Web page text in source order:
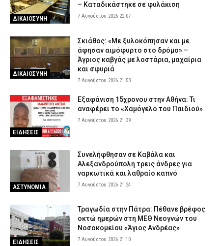
ΔΙΚΑΙΟΣΥΝΗ
– Καταδικάστηκε σε φυλάκιση
7 Αυγούστου 2026 22:07
ΔΙΚΑΙΟΣΥΝΗ
Σκιάθος: «Με ξυλοκόπησαν και με
άφησαν αιμόφυρτο στο δρόμο» –
Άγριος καβγάς με λοστάρια, μαχαίρια
και σφυριά
7 Αυγούστου 2026 21:53
ΕΙΔΗΣΕΙΣ
Εξαφάνιση 15χρονου στην Αθήνα: Τι
αναφέρει το «Χαμόγελο του Παιδιού»
7 Αυγούστου 2026 21:39
ΑΣΤΥΝΟΜΙΑ
Συνελήφθησαν σε Καβάλα και
Αλεξανδρούπολη τρεις άνδρες για
ναρκωτικά και λαθραίο καπνό
7 Αυγούστου 2026 21:24
ΕΙΔΗΣΕΙΣ
Τραγωδία στην Πάτρα: Πέθανε βρέφος
οκτώ ημερών στη ΜΕΘ Νεογνών του
Νοσοκομείου «Άγιος Ανδρέας»
7 Αυγούστου 2026 21:10